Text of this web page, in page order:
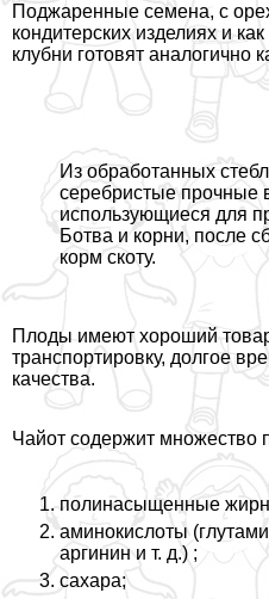
Поджаренные семена, с
кондитерских изделиях и
клубни готовят аналогично
Из обработанных
серебристые прочные
использующиеся для
Ботва и корни, после
корм скоту.
Плоды имеют хороший
трaнcпортировку, долгое
качества.
Чайот содержит множество
полинасыщенные
аминокислоты
аргинин и т. д.) ;
сахара;